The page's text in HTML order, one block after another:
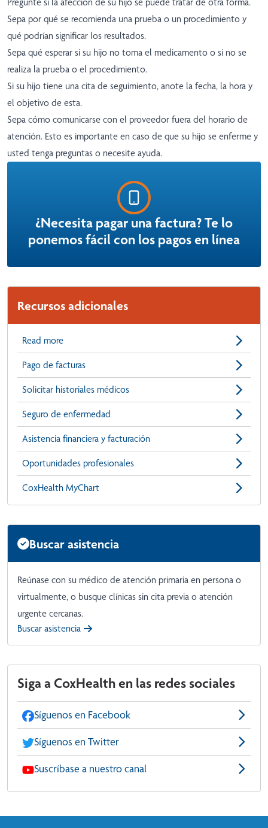
Sepa por qué se recomienda una prueba o un procedimiento y
qué podrían significar los resultados.
Sepa qué esperar si su hijo no toma el medicamento o si no se
realiza la prueba o el procedimiento.
Si su hijo tiene una cita de seguimiento, anote la fecha, la hora y
el objetivo de esta.
Sepa cómo comunicarse con el proveedor fuera del horario de
atención. Esto es importante en caso de que su hijo se enferme y
usted tenga preguntas o necesite ayuda.
¿Necesita pagar una factura? Te lo
ponemos fácil con los pagos en línea
Recursos adicionales
Read more
Pago de facturas
Solicitar historiales médicos
Seguro de enfermedad
Asistencia financiera y facturación
Oportunidades profesionales
CoxHealth MyChart
Buscar asistencia
Reúnase con su médico de atención primaria en persona o
virtualmente, o busque clínicas sin cita previa o atención
urgente cercanas.
Buscar asistencia
Siga a CoxHealth en las redes sociales
Síguenos en Facebook
Síguenos en Twitter
Suscríbase a nuestro canal